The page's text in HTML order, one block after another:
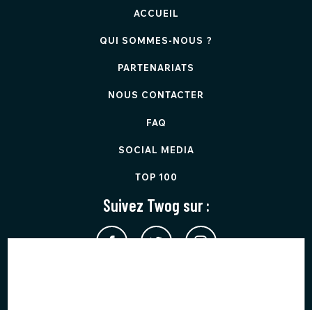
ACCUEIL
QUI SOMMES-NOUS ?
PARTENARIATS
NOUS CONTACTER
FAQ
SOCIAL MEDIA
TOP 100
Suivez Twog sur :